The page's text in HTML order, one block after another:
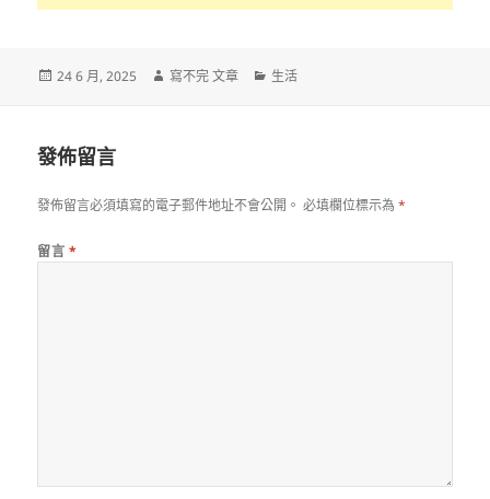
發
24 6 月, 2025
作
寫不完 文章
分
生活
發佈留言
發佈留言必須填寫的電子郵件地址不會公開。 必填欄位標示為*
留言 *